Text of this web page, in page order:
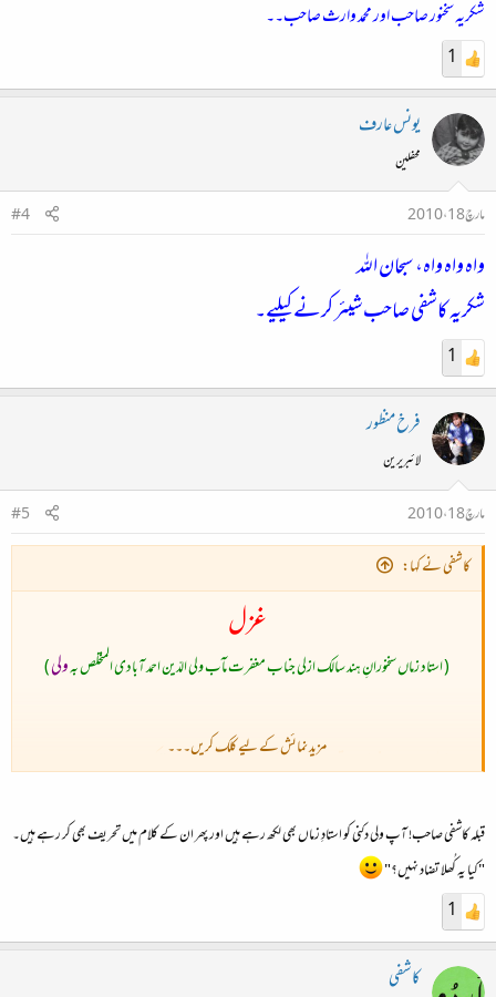
شکریہ سخنور صاحب اور محمد وارث صاحب۔۔
1
یونس عارف
محفلین
مارچ 18، 2010
#4
واہ واہ واہ، سبحان اللہ
شکریہ کاشفی صاحب شیئر کرنے کیلیے۔
1
فرخ منظور
لائبریرین
مارچ 18، 2010
#5
کاشفی نے کہا:
غزل
( استاد زماں سخنورانِ ہند سالک ازلی جناب مغفرت مآب ولی الدّین احمد آبادی المتخلص بہولی)
اس غزل میں میں نے اتنا ہی تصرف کیا ہے کہ "خدا سوں" "خدا سے"
مزید نمائش کے لیے کلک کریں۔۔۔
قبلہ کاشفی صاحب! آپ ولی دکنی کو استادِ زماں بھی لکھ رہے ہیں اور پھر ان کے کلام میں تحریف بھی کر رہے ہیں۔
"کیا یہ کُھلا تضاد نہیں؟"
1
کاشفی